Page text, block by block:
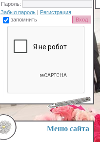
Пароль:
Забыл пароль | Регистрация
запомнить
Меню сайта